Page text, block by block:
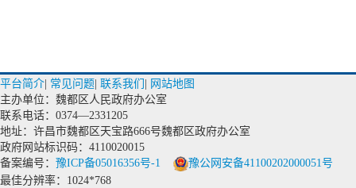
平台简介 常见问题 联系我们
网站地图
主办单位：魏都区人民政府办公室
联系电话：0374—2331205
地址：许昌市魏都区天宝路666号魏都区政府办公室
政府网站标识码：4110020015
备案编号： 豫ICP备05016356号-1
豫公网安备41100202000051号
最佳分辨率：1024*768